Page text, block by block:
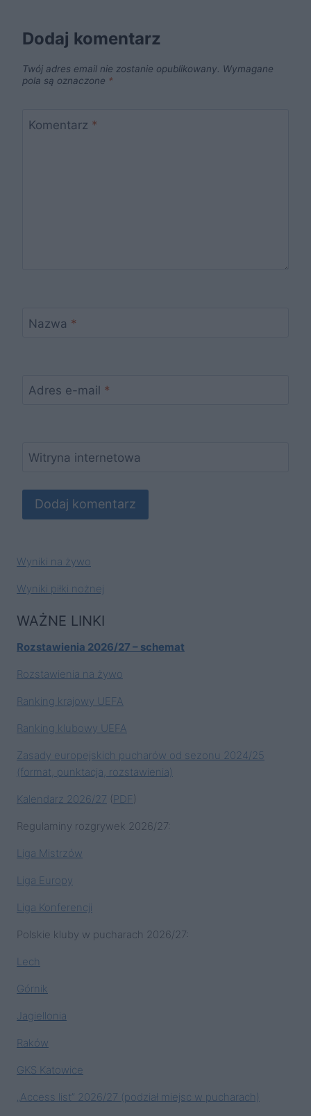
Dodaj komentarz
Twój adres email nie zostanie opublikowany. Wymagane
pola są oznaczone *
Komentarz *
Nazwa *
Adres e-mail *
Witryna internetowa
Wyniki na żywo
Wyniki piłki nożnej
WAŻNE LINKI
Rozstawienia 2026/27 – schemat
Rozstawienia na żywo
Ranking krajowy UEFA
Ranking klubowy UEFA
Zasady europejskich pucharów od sezonu 2024/25
(format, punktacja, rozstawienia)
Kalendarz 2026/27 (PDF)
Regulaminy rozgrywek 2026/27:
Liga Mistrzów
Liga Europy
Liga Konferencji
Polskie kluby w pucharach 2026/27:
Lech
Górnik
Jagiellonia
Raków
GKS Katowice
„Access list” 2026/27 (podział miejsc w pucharach)